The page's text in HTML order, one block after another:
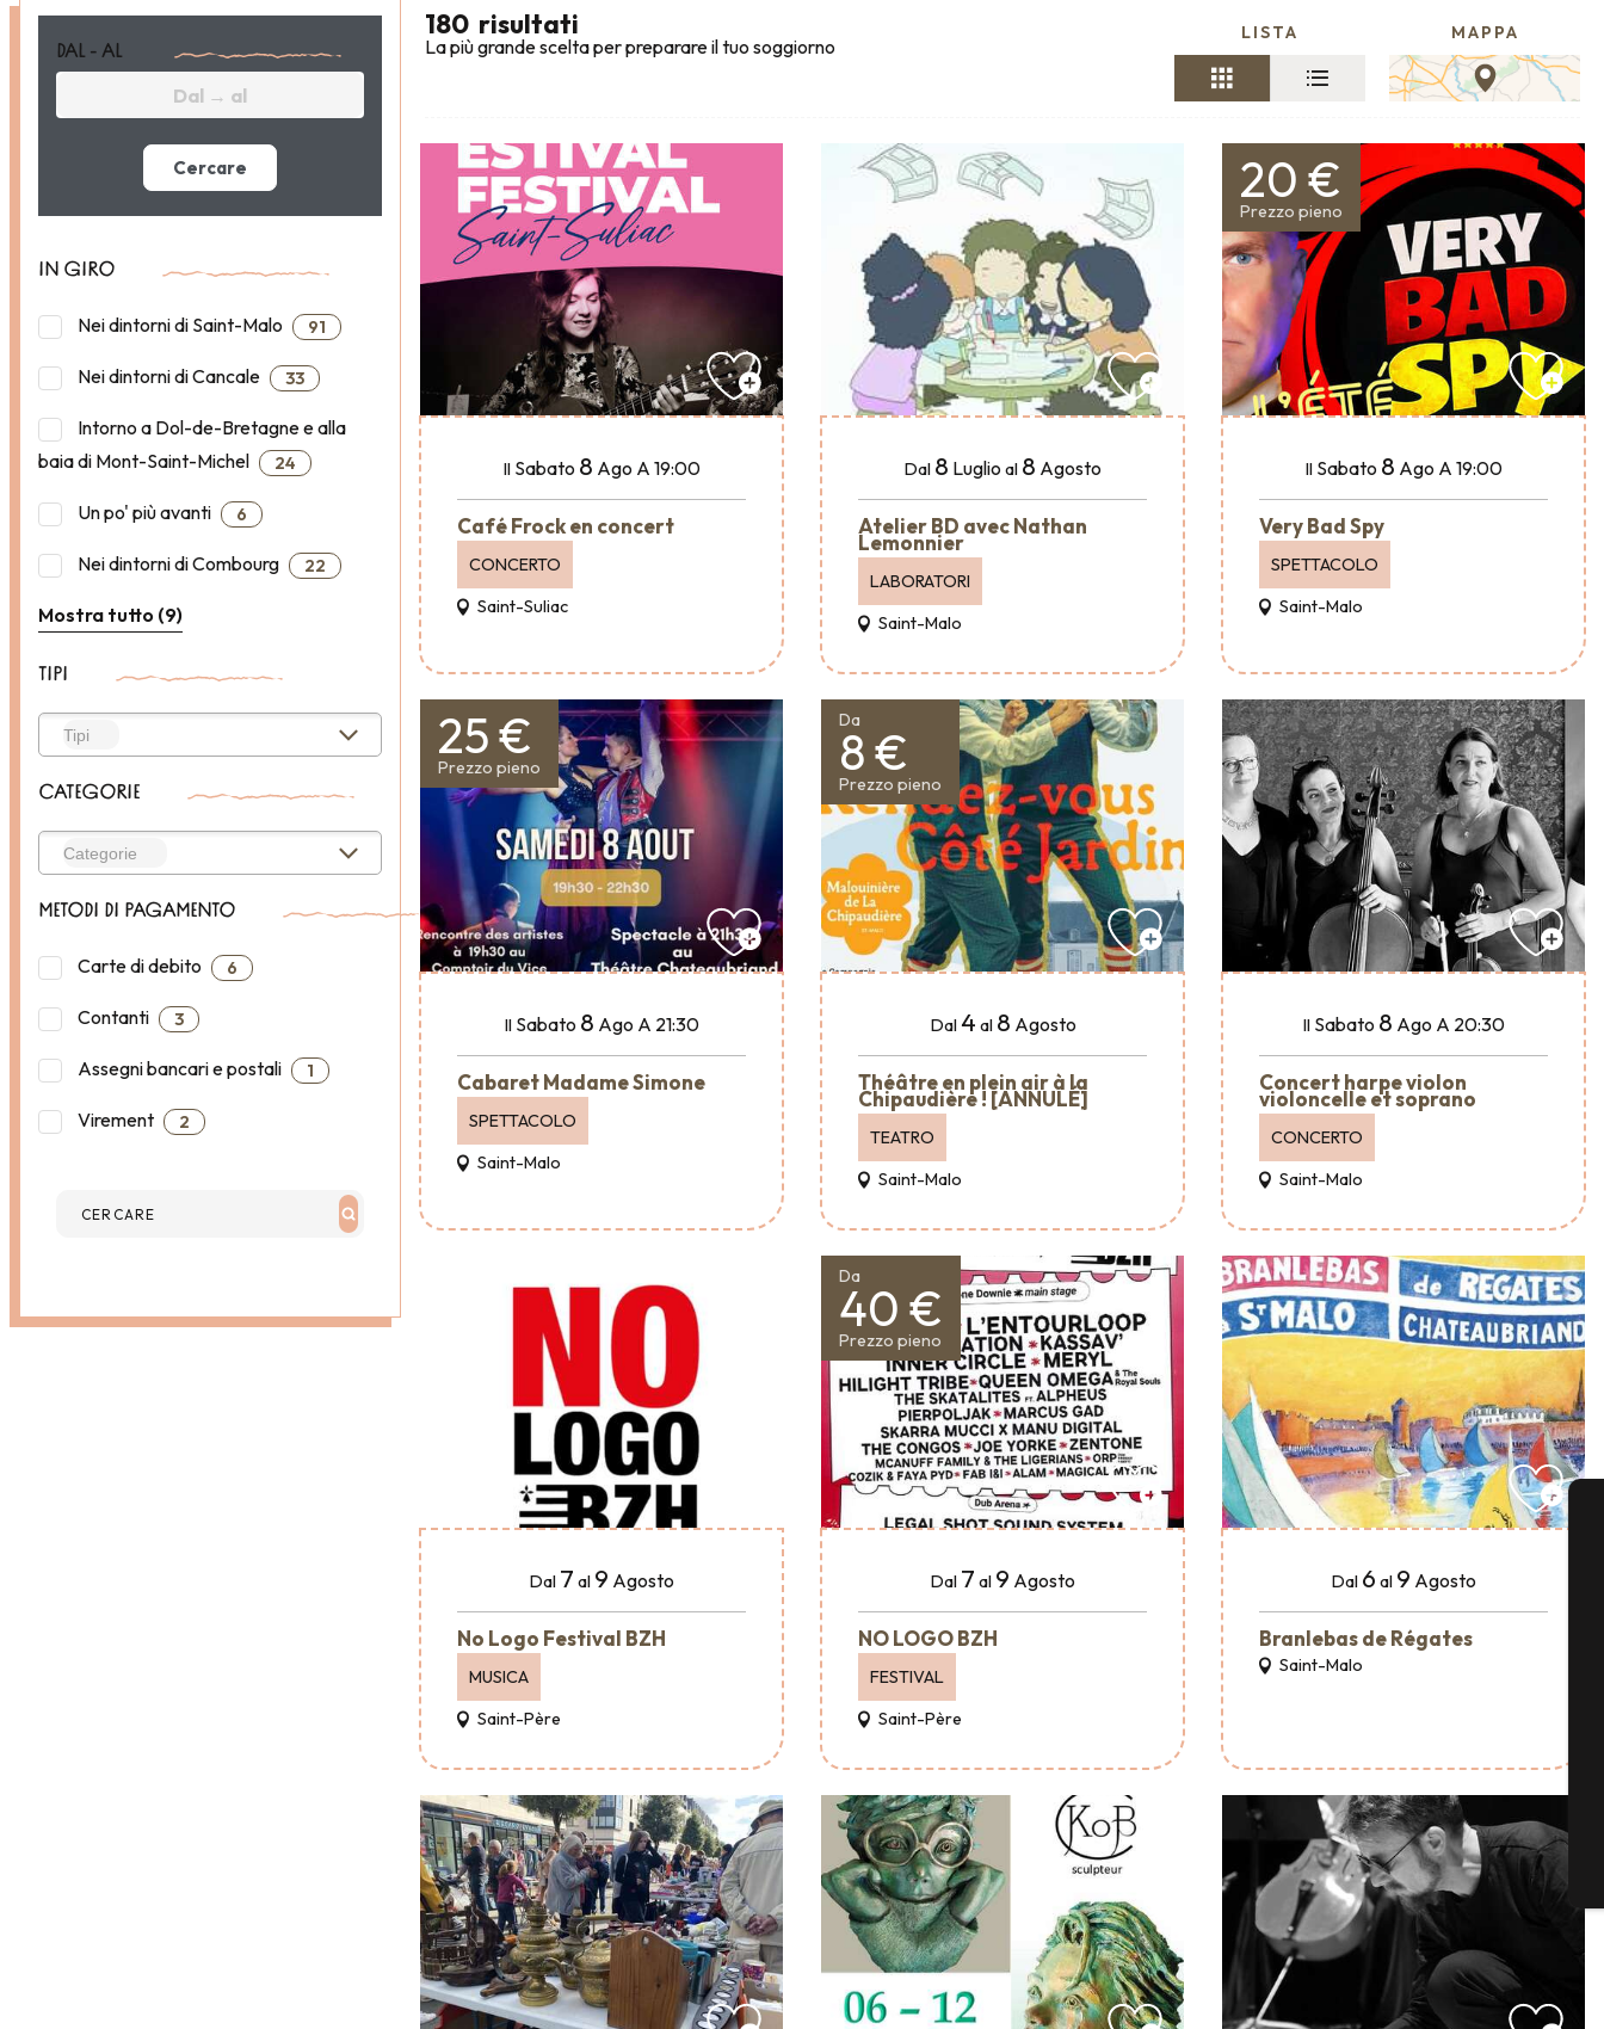
DAL - AL
Cercare
IN GIRO
Nei dintorni di Saint-Malo 91
Nei dintorni di Cancale 33
Intorno a Dol-de-Bretagne e alla
baia di Mont-Saint-Michel
24
Un po' più avanti 6
Nei dintorni di Combourg 22
Mostra tutto (9)
TIPI
CATEGORIE
METODI DI PAGAMENTO
Carte di debito 6
Contanti 3
Assegni bancari e postali 1
Virement 2
180 risultati
La più grande scelta per preparare il tuo soggiorno
LISTA MAPPA
Il Sabato 8 Ago A 19:00
Café Frock en concert
CONCERTO
Saint-Suliac
Dal 8 Luglio al 8 Agosto
Atelier BD avec Nathan
Lemonnier
LABORATORI
Saint-Malo
20 €
Prezzo pieno
Il Sabato 8 Ago A 19:00
Very Bad Spy
SPETTACOLO
Saint-Malo
25 €
Prezzo pieno
Il Sabato 8 Ago A 21:30
Cabaret Madame Simone
SPETTACOLO
Saint-Malo
Da
8 €
Prezzo pieno
Dal4 al 8 Agosto
Théâtre en plein air à la
Chipaudière ! [ANNULÉ]
TEATRO
Saint-Malo
Il Sabato 8 Ago A 20:30
Concert harpe violon
violoncelle et soprano
CONCERTO
Saint-Malo
Dal 7 al 9 Agosto
No Logo Festival BZH
MUSICA
Saint-Père
Da
40 €
Prezzo pieno
Dal 7 al 9 Agosto
NO LOGO BZH
FESTIVAL
Saint-Père
Dal 6 al 9 Agosto
Branlebas de Régates
Saint-Malo